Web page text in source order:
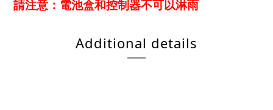
請注意：電池盒和控制器不可以淋雨
Additional details